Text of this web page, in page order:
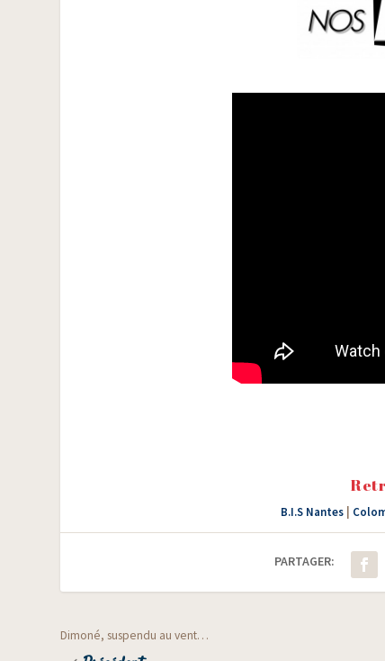
B.I.S Nantes
PARTAGER:
Dimoné, suspendu au vent…